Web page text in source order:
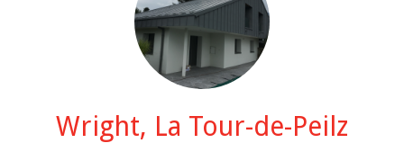
Wright, La Tour-de-Peilz